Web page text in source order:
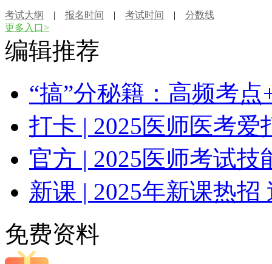
考试大纲 | 报名时间 | 考试时间 | 分数线
更多入口>
编辑推荐
“搞”分秘籍：高频考
打卡 | 2025医师医考爱
官方 | 2025医师考试
新课 | 2025年新课热招
免费资料